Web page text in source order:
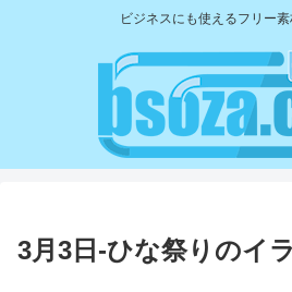
ビジネスにも使えるフリー
3月3日-ひな祭りのイ